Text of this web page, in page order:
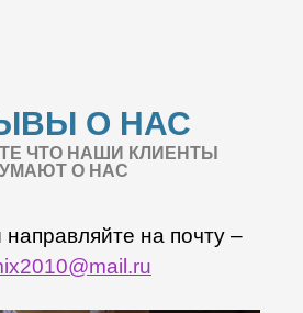
О НАС
ЧТО НАШИ КЛИЕНТЫ
О НАС
на почту –